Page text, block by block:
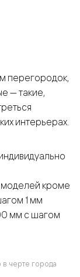
перегородок,
— такие,
интерьерах.
кроме
1 мм
мм с шагом
черте города